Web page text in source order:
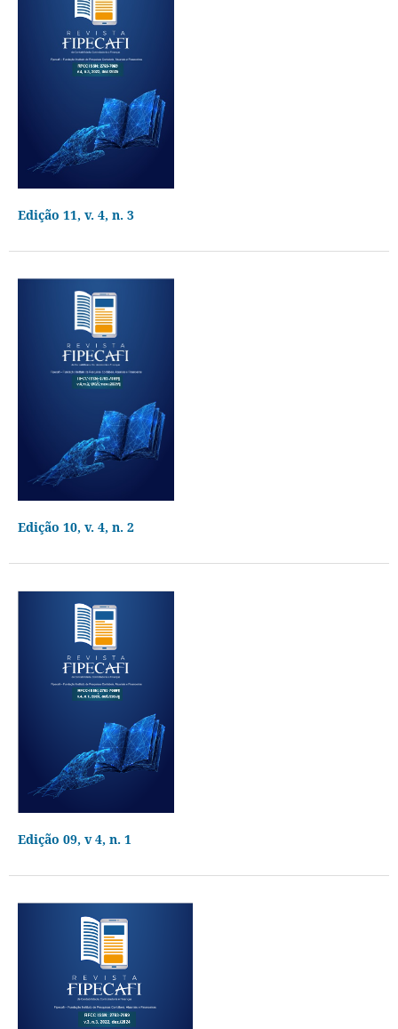
Edição 11, v. 4, n. 3
Edição 10, v. 4, n. 2
Edição 09, v 4, n. 1